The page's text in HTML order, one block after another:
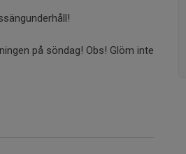
på söndag! Obs! Glöm inte